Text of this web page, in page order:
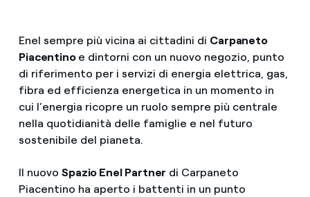
Enel sempre più vicina ai cittadini di Carpaneto
Piacentino e dintorni con un nuovo negozio, punto
di riferimento per i servizi di energia elettrica, gas,
fibra ed efficienza energetica in un momento in
cui l’energia ricopre un ruolo sempre più centrale
nella quotidianità delle famiglie e nel futuro
sostenibile del pianeta.
Il nuovo Spazio Enel Partner di Carpaneto
Piacentino ha aperto i battenti in un punto